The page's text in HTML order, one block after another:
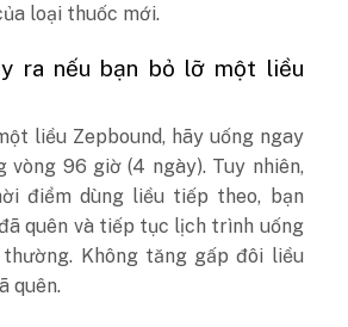
loại thuốc mới.
ra nếu bạn bỏ lỡ một liều
liều Zepbound, hãy uống ngay
vòng 96 giờ (4 ngày). Tuy nhiên,
điểm dùng liều tiếp theo, bạn
quên và tiếp tục lịch trình uống
Không tăng gấp đôi liều
quên.